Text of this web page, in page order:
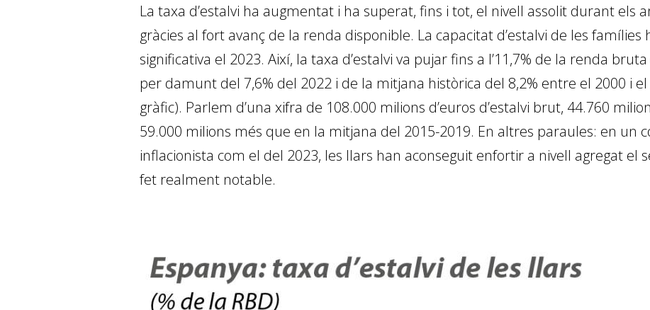
La taxa d’estalvi ha augmentat i ha superat, fins i tot, el nivell assolit durant els
gràcies al fort avanç de la renda disponible. La capacitat d’estalvi de les
significativa el 2023. Així, la taxa d’estalvi va pujar fins a l’11,7% de la renda
per damunt del 7,6% del 2022 i de la mitjana històrica del 8,2% entre el 2000 i
gràfic). Parlem d’una xifra de 108.000 milions d’euros d’estalvi brut, 44.760
59.000 milions més que en la mitjana del 2015-2019. En altres paraules: en un
inflacionista com el del 2023, les llars han aconseguit enfortir a nivell agregat el
fet realment notable.